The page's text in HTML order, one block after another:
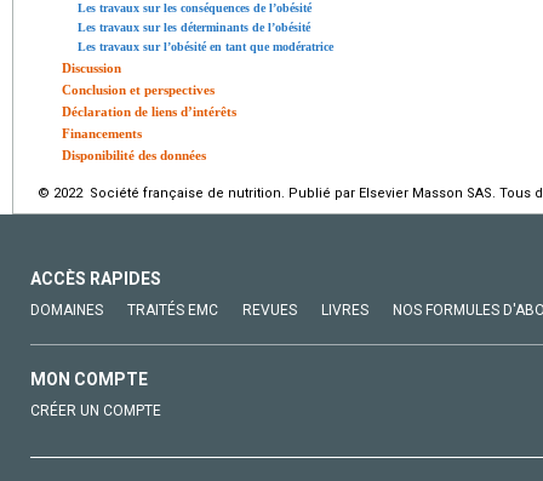
Les travaux sur les conséquences de l’obésité
Les travaux sur les déterminants de l’obésité
Les travaux sur l’obésité en tant que modératrice
Discussion
Conclusion et perspectives
Déclaration de liens d’intérêts
Financements
Disponibilité des données
© 2022 Société française de nutrition. Publié par Elsevier Masson SAS. Tous
ACCÈS RAPIDES
DOMAINES TRAITÉS EMC REVUES LIVRES NOS FORMULES
MON COMPTE
CRÉER UN COMPTE